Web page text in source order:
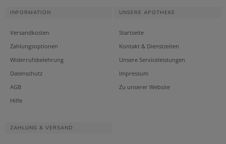
INFORMATION
Versandkosten
Zahlungsoptionen
Widerrufsbelehrung
Datenschutz
AGB
Hilfe
UNSERE APOTHEKE
Startseite
Kontakt & Dienstzeiten
Unsere Serviceleistungen
Impressum
Zu unserer Website
ZAHLUNG & VERSAND